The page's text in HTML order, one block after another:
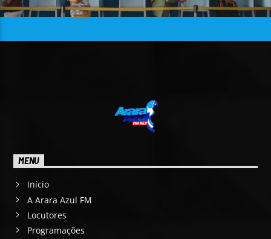
MENU
Início
A Arara Azul FM
Locutores
Programações